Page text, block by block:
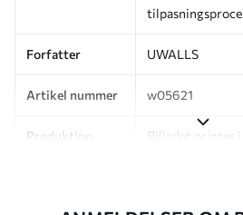
Forfatter UWALLS
Artikel nummer w05621
Produktion
Billedet printes i